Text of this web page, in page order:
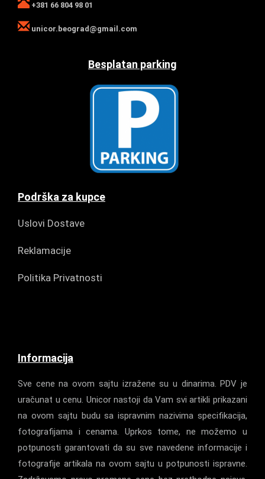
+381 66 804 98 01
unicor.beograd@gmail.com
Besplatan parking
Podrška za kupce
Uslovi Dostave
Reklamacije
Politika Privatnosti
Informacija
Sve cene na ovom sajtu izražene su u dinarima. PDV je
uračunat u cenu. Unicor nastoji da Vam svi artikli prikazani
na ovom sajtu budu sa ispravnim nazivima specifikacija,
fotografijama i cenama. Uprkos tome, ne možemo u
potpunosti garantovati da su sve navedene informacije i
fotografije artikala na ovom sajtu u potpunosti ispravne.